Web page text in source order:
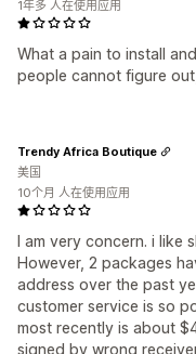
What a pain to install
people cannot figure
1年多 人在使用应用
I am very concern. i like
However, 2 packages
address over the past
customer service is so
most recently is about
signed by wrong
Trendy Africa Boutique
美国
10个月 人在使用应用